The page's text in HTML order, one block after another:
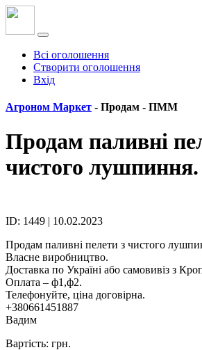
Всі оголошення
Створити оголошення
Вхід
Агроном Маркет - Продам - ПММ
Продам паливні
чистого лушпиння.
ID: 1449 | 10.02.2023
Продам паливні пелети з чистого
Власне виробництво.
Доставка по Україні або самовивіз з
Оплата – ф1,ф2.
Телефонуйте, ціна договірна.
+380661451887
Вадим
Вартість: грн.